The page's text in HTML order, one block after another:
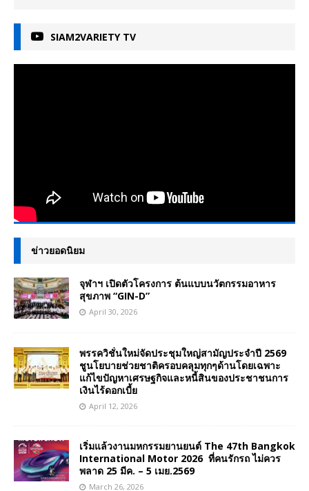
SIAM2VARIETY TV
ข่าวยอดนิยม
จุฬาฯ เปิดตัวโครงการ ต้นแบบนวัตกรรมอาหาร
สุขภาพ “GIN-D”
April 30, 2026
พรรควิชั่นใหม่จัดประชุมใหญ่สามัญประจำปี 2569
ชูนโยบายช่วยชาติครอบคลุมทุกๆด้านโดยเฉพาะ
แก้ไขปัญหาเศรษฐกิจและหนี้สินของประชาชนการ
เงินไร้ดอกเบี้ย
April 12, 2026
เริ่มแล้วงานมหกรรมยานยนต์ The 47th Bangkok
International Motor 2026 ที่คนรักรถ ไม่ควร
พลาด 25 มีค. – 5 เมย.2569
March 26, 2026